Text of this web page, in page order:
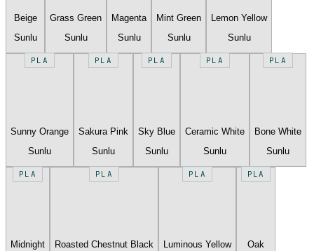
Beige
Sunlu
Grass Green
Sunlu
Magenta
Sunlu
Mint Green
Sunlu
Lemon Yellow
Sunlu
PLA
Sunny Orange
Sunlu
PLA
Sakura Pink
Sunlu
PLA
Sky Blue
Sunlu
PLA
Ceramic White
Sunlu
PLA
Bone White
Sunlu
PLA
Midnight
PLA
Roasted Chestnut Black
PLA
Luminous Yellow
PLA
Oak